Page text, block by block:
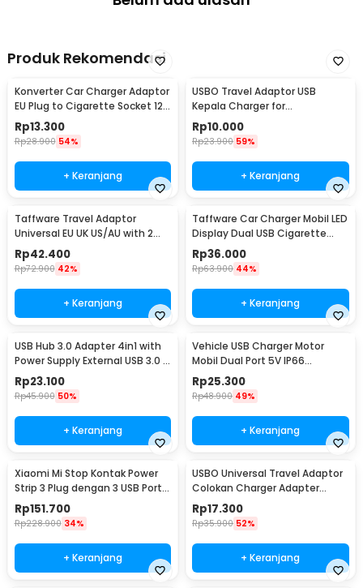
Produk Rekomendasi
Konverter Car Charger Adaptor
EU Plug to Cigarette Socket 12V
500mA - KYA109
Rp13.300
Rp28.900 54%
+ Keranjang
USBO Travel Adaptor USB
Kepala Charger for
Smartphone 5V 2A - U90EWE
Rp10.000
Rp23.900 59%
+ Keranjang
Taffware Travel Adaptor
Universal EU UK US/AU with 2
Port USB A 2.1A - JY-148
Rp42.400
Rp72.900 42%
+ Keranjang
Taffware Car Charger Mobil LED
Display Dual USB Cigarette
Plug 3.1A - EC2
Rp36.000
Rp63.900 44%
+ Keranjang
USB Hub 3.0 Adapter 4in1 with
Power Supply External USB 3.0 4
Port - UH-103U3
Rp23.100
Rp45.900 50%
+ Keranjang
Vehicle USB Charger Motor
Mobil Dual Port 5V IP66
Splashproof - 42557
Rp25.300
Rp48.900 49%
+ Keranjang
Xiaomi Mi Stop Kontak Power
Strip 3 Plug dengan 3 USB Port
2A 2500W - XMCXB01QMN
(ORIGINAL)
Rp151.700
Rp228.900 34%
+ Keranjang
USBO Universal Travel Adaptor
Colokan Charger Adapter
1000W - 931L
Rp17.300
Rp35.900 52%
+ Keranjang